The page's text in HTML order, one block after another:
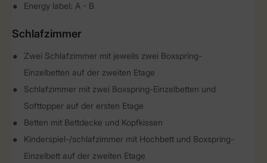
Energy label: A - B
Schlafzimmer
Zwei Schlafzimmer mit jeweils zwei Boxspring-
Einzelbetten auf der zweiten Etage
Schlafzimmer mit zwei Boxspring-Einzelbetten und
Softtopper auf der ersten Etage
Betten mit Bettdecke und Kopfkissen
Kinderspiel-/schlafzimmer mit Hochbett und Boxspring-
Einzelbett auf der zweiten Etage